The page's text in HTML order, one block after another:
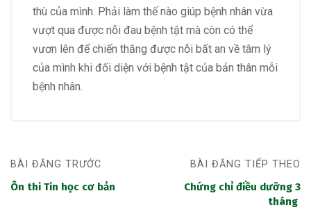
thù của mình. Phải làm thế nào giúp bệnh nhân vừa
vượt qua được nỗi đau bệnh tật mà còn có thể
vươn lên để chiến thắng được nỗi bất an về tâm lý
của mình khi đối diện với bệnh tật của bản thân mỗi
bệnh nhân.
BÀI ĐĂNG TRƯỚC
Ôn thi Tin học cơ bản
BÀI ĐĂNG TIẾP THEO
Chứng chỉ điều dưỡng 3
tháng